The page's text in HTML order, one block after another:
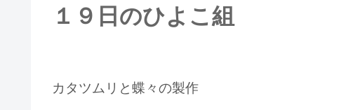
１９日のひよこ組
カタツムリと蝶々の製作